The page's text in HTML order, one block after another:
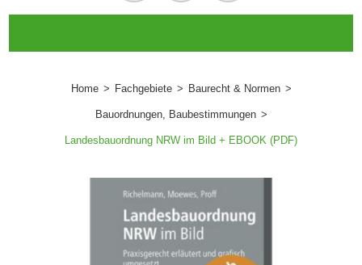
Home > Fachgebiete > Baurecht & Normen >
Bauordnungen, Baubestimmungen >
Landesbauordnung NRW im Bild + EBOOK (PDF)